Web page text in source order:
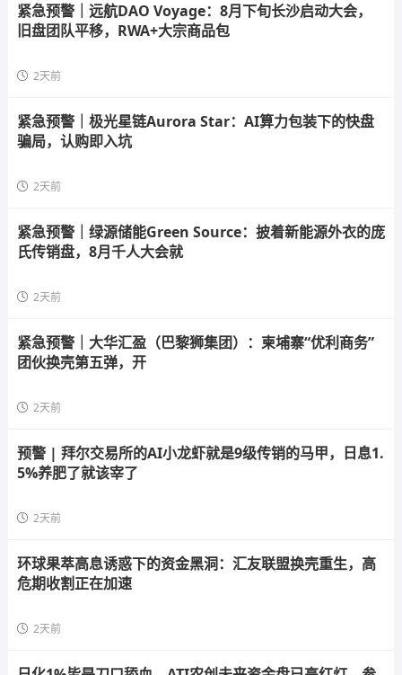
紧急预警｜远航DAO Voyage：8月下旬长沙启动大会，
旧盘团队平移，RWA+大宗商品包
2天前
紧急预警｜极光星链Aurora Star：AI算力包装下的快盘
骗局，认购即入坑
2天前
紧急预警｜绿源储能Green Source：披着新能源外衣的庞
氏传销盘，8月千人大会就
2天前
紧急预警｜大华汇盈（巴黎狮集团）：柬埔寨“优利商务”
团伙换壳第五弹，开
2天前
预警 | 拜尔交易所的AI小龙虾就是9级传销的马甲，日息1.
5%养肥了就该宰了
2天前
环球果萃高息诱惑下的资金黑洞：汇友联盟换壳重生，高
危期收割正在加速
2天前